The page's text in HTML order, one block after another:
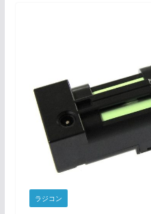
ラジコン